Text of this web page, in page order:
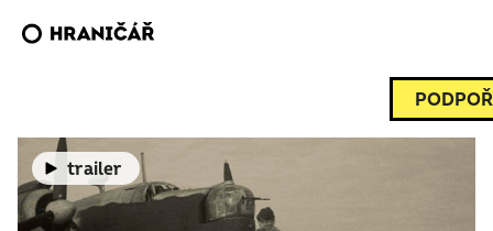
trailer